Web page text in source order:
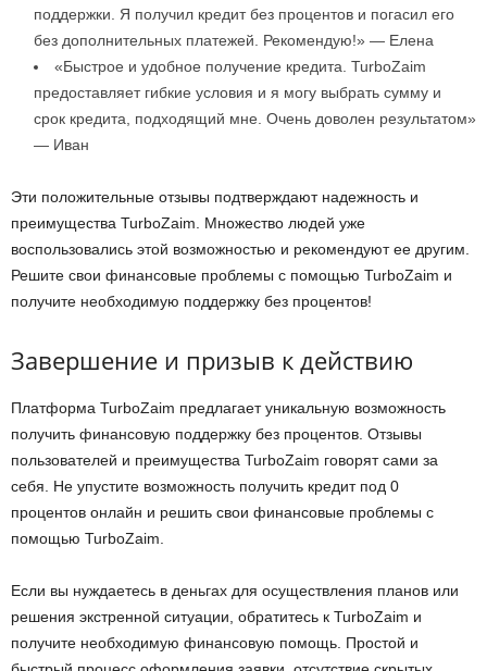
поддержки. Я получил кредит без процентов и погасил его
без дополнительных платежей. Рекомендую!» — Елена
«Быстрое и удобное получение кредита. TurboZaim
предоставляет гибкие условия и я могу выбрать сумму и
срок кредита, подходящий мне. Очень доволен результатом»
— Иван
Эти положительные отзывы подтверждают надежность и
преимущества TurboZaim. Множество людей уже
воспользовались этой возможностью и рекомендуют ее другим.
Решите свои финансовые проблемы с помощью TurboZaim и
получите необходимую поддержку без процентов!
Завершение и призыв к действию
Платформа TurboZaim предлагает уникальную возможность
получить финансовую поддержку без процентов. Отзывы
пользователей и преимущества TurboZaim говорят сами за
себя. Не упустите возможность получить кредит под 0
процентов онлайн и решить свои финансовые проблемы с
помощью TurboZaim.
Если вы нуждаетесь в деньгах для осуществления планов или
решения экстренной ситуации, обратитесь к TurboZaim и
получите необходимую финансовую помощь. Простой и